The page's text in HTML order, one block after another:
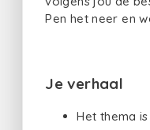
Pen het neer en
Je verhaal
Het thema